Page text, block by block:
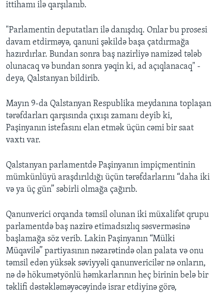
ittihamı ilə qarşılanıb.
"Parlamentin deputatları ilə danışdıq. Onlar bu prosesi
davam etdirməyə, qanuni şəkildə başa çatdırmağa
hazırdırlar. Bundan sonra baş nazirliyə namizəd tələb
olunacaq və bundan sonra yəqin ki, ad açıqlanacaq" -
deyə, Qalstanyan bildirib.
Mayın 9-da Qalstanyan Respublika meydanına toplaşan
tərəfdarları qarşısında çıxışı zamanı deyib ki,
Paşinyanın istefasını elan etmək üçün cəmi bir saat
vaxtı var.
Qalstanyan parlamentdə Paşinyanın impiçmentinin
mümkünlüyü araşdırıldığı üçün tərəfdarlarını “daha iki
və ya üç gün” səbirli olmağa çağırıb.
Qanunverici orqanda təmsil olunan iki müxalifət qrupu
parlamentdə baş nazirə etimadsızlıq səsverməsinə
başlamağa söz verib. Lakin Paşinyanın “Mülki
Müqavilə” partiyasının nəzarətində olan palata və onu
təmsil edən yüksək səviyyəli qanunvericilər nə onların,
nə də hökumətyönlü həmkarlarının heç birinin belə bir
təklifi dəstəkləməyəcəyində israr etdiyinə görə,